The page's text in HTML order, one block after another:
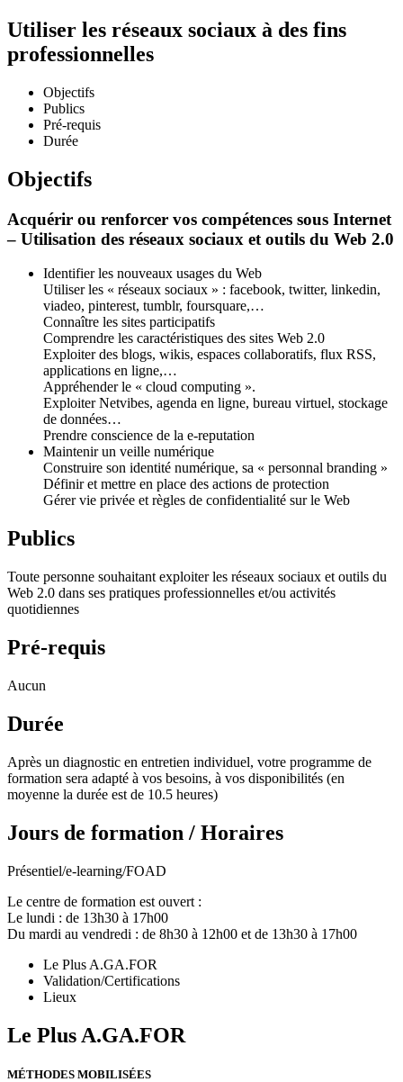
Utiliser les réseaux sociaux à des fins
professionnelles
Objectifs
Publics
Pré-requis
Durée
Objectifs
Acquérir ou renforcer vos compétences sous Internet
– Utilisation des réseaux sociaux et outils du Web 2.0
Identifier les nouveaux usages du Web
Utiliser les « réseaux sociaux » : facebook, twitter, linkedin,
viadeo, pinterest, tumblr, foursquare,…
Connaître les sites participatifs
Comprendre les caractéristiques des sites Web 2.0
Exploiter des blogs, wikis, espaces collaboratifs, flux RSS,
applications en ligne,…
Appréhender le « cloud computing ».
Exploiter Netvibes, agenda en ligne, bureau virtuel, stockage
de données…
Prendre conscience de la e-reputation
Maintenir un veille numérique
Construire son identité numérique, sa « personnal branding »
Définir et mettre en place des actions de protection
Gérer vie privée et règles de confidentialité sur le Web
Publics
Toute personne souhaitant exploiter les réseaux sociaux et outils du
Web 2.0 dans ses pratiques professionnelles et/ou activités
quotidiennes
Pré-requis
Aucun
Durée
Après un diagnostic en entretien individuel, votre programme de
formation sera adapté à vos besoins, à vos disponibilités (en
moyenne la durée est de 10.5 heures)
Jours de formation / Horaires
Présentiel/e-learning/FOAD
Le centre de formation est ouvert :
Le lundi : de 13h30 à 17h00
Du mardi au vendredi : de 8h30 à 12h00 et de 13h30 à 17h00
Le Plus A.GA.FOR
Validation/Certifications
Lieux
Le Plus A.GA.FOR
MÉTHODES MOBILISÉES